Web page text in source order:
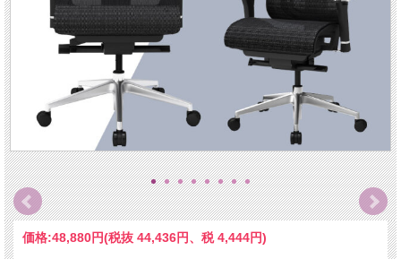
価格:48,880円(税抜 44,436円、税 4,444円)